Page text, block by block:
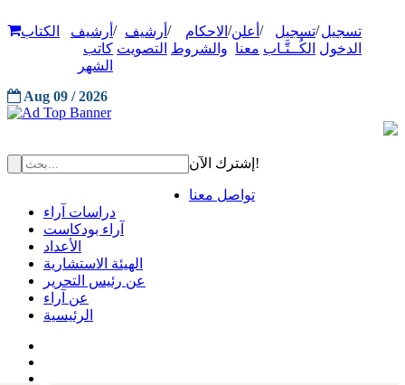
تسجيل
الدخول
/تسجيل
الكُــتَّـاب
/ أعلن
معنا
/ الاحكام
والشروط
/ أرشيف
التصويت
/ أرشيف
كاتب
الشهر
الكتاب
Aug 09 / 2026
إشترك الآن!
تواصل معنا
دراسات آراء
آراء بودكاست
الأعداد
الهيئة الاستشارية
عن رئيس التحرير
عن آراء
الرئيسية